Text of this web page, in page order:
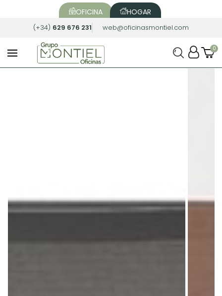
OFICINA HOGAR
(+34) 629 676 231 web@oficinasmontiel.com